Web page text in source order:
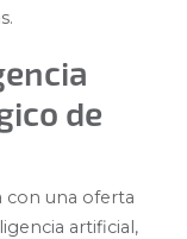
de
con una oferta
artificial,